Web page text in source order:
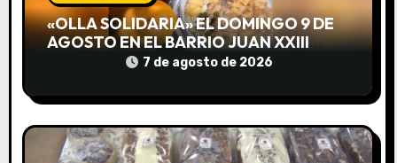
e
t
r
«OLLA SOLIDARIA» EL DOMINGO 9 DE
AGOSTO EN EL BARRIO JUAN XXIII
DESDE LAS 13 HS7 de agosto de 2026